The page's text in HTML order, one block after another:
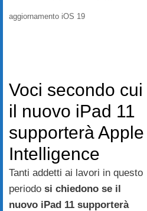
aggiornamento iOS 19
Voci secondo cui
il nuovo iPad 11
supporterà Apple
Intelligence
Tanti addetti ai lavori in questo
periodo si chiedono se il
nuovo iPad 11 supporterà